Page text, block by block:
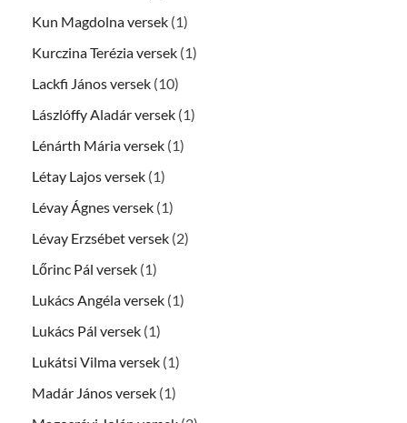
Kun Magdolna versek (1)
Kurczina Terézia versek (1)
Lackfi János versek (10)
Lászlóffy Aladár versek (1)
Lénárth Mária versek (1)
Létay Lajos versek (1)
Lévay Ágnes versek (1)
Lévay Erzsébet versek (2)
Lőrinc Pál versek (1)
Lukács Angéla versek (1)
Lukács Pál versek (1)
Lukátsi Vilma versek (1)
Madár János versek (1)